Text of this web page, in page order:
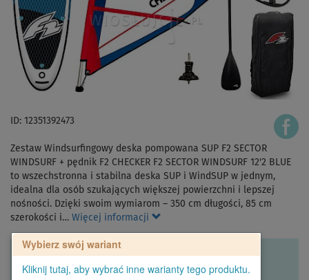
ID: 12351392473
Zestaw Windsurfingowy deska pompowana SUP F2 SECTOR
WINDSURF + pędnik F2 CHECKER F2 SECTOR WINDSURF 12'2 BLUE
to wszechstronna i stabilna deska SUP i WindSUP w jednym,
idealna dla osób szukających większej powierzchni i lepszej
nośności. Dzięki swoim wymiarom – 350 cm długości, 85 cm
szerokości i… Więcej informacji
Wybierz swój wariant
Kliknij tutaj, aby wybrać inne warianty tego produktu.